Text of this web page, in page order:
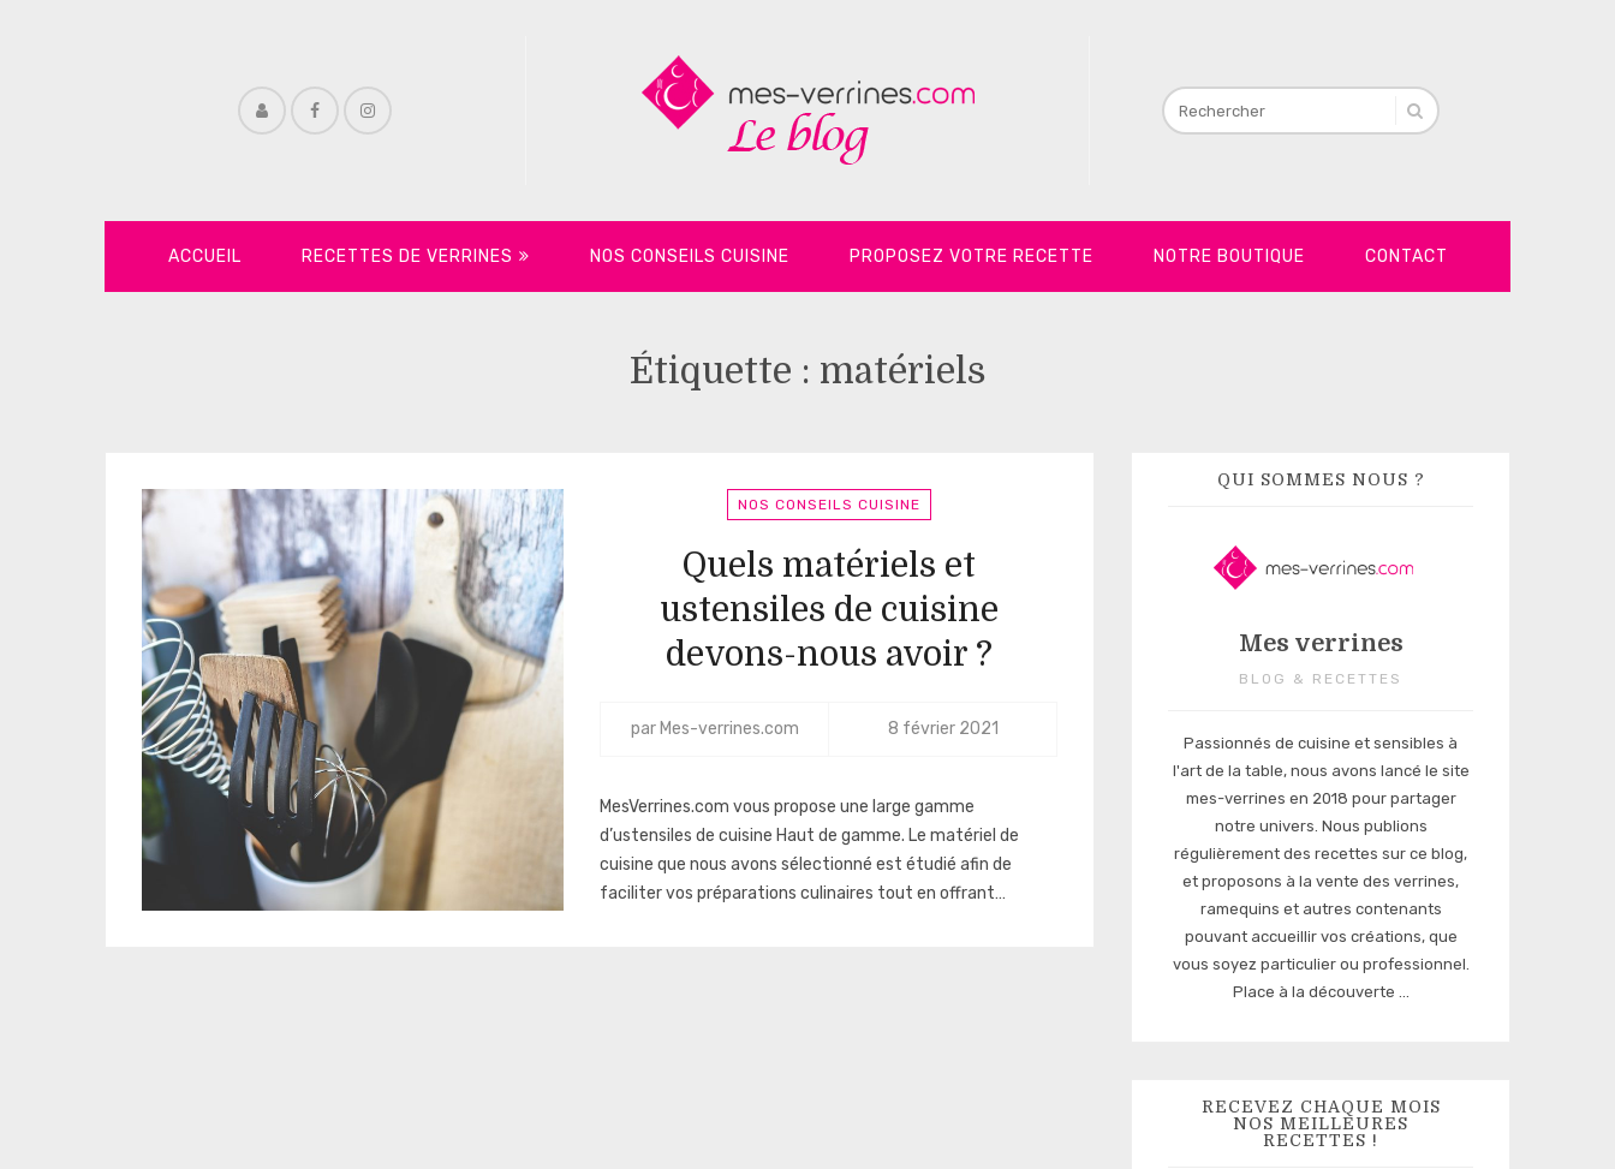
ACCUEIL RECETTES DE VERRINES NOS CONSEILS CUISINE PROPOSEZ VOTRE RECETTE NOTRE BOUTIQUE CONTACT
Étiquette : matériels
NOS CONSEILS CUISINE
Quels matériels et
ustensiles de cuisine
devons-nous avoir ?
par Mes-verrines.com 8 février 2021
MesVerrines.com vous propose une large gamme
d’ustensiles de cuisine Haut de gamme. Le matériel de
cuisine que nous avons sélectionné est étudié afin de
faciliter vos préparations culinaires tout en offrant…
QUI SOMMES NOUS ?
Mes verrines
BLOG & RECETTES
Passionnés de cuisine et sensibles à
l'art de la table, nous avons lancé le site
mes-verrines en 2018 pour partager
notre univers. Nous publions
régulièrement des recettes sur ce blog,
et proposons à la vente des verrines,
ramequins et autres contenants
pouvant accueillir vos créations, que
vous soyez particulier ou professionnel.
Place à la découverte ...
RECEVEZ CHAQUE MOIS
NOS MEILLEURES
RECETTES !